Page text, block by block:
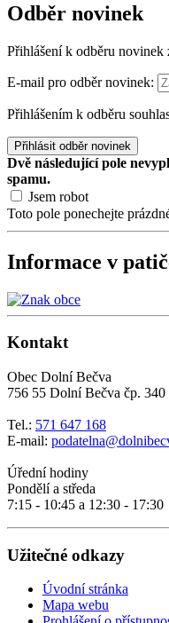
Odběr novinek
Přihlášení k odběru novinek
E-mail pro odběr novinek:
Přihlášením k odběru
Přihlásit odběr novinek
Dvě následující pole
spamu.
Jsem robot
Toto pole ponechejte
Informace v
Kontakt
Obec Dolní Bečva
756 55 Dolní Bečva čp. 340
Tel.: 571 647 168
E-mail:
Úřední hodiny
Pondělí a středa
7:15 - 10:45 a 12:30 - 17:30
Užitečné odkazy
Úvodní stránka
Mapa webu